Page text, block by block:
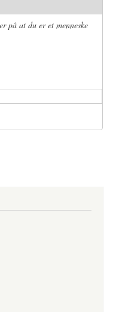
på at du er et menneske